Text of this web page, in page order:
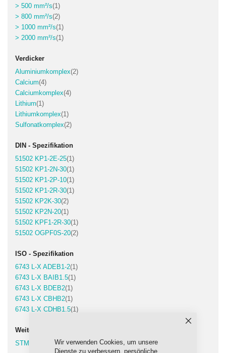
Wir verwenden Cookies, um unsere
Dienste zu verbessern, persönliche
> 500 mm²/s 1Artikel
> 800 mm²/s 2Artikel
> 1000 mm²/s 1Artikel
> 2000 mm²/s 1Artikel
Verdicker
Aluminiumkomplex 2Artikel
Calcium 4Artikel
Calciumkomplex 4Artikel
Lithium 1Artikel
Lithiumkomplex 1Artikel
Sulfonatkomplex 2Artikel
DIN - Spezifikation
51502 KP1-2E-25 1Artikel
51502 KP1-2N-30 1Artikel
51502 KP1-2P-10 1Artikel
51502 KP1-2R-30 1Artikel
51502 KP2K-30 2Artikel
51502 KP2N-20 1Artikel
51502 KPF1-2R-30 1Artikel
51502 OGPF0S-20 2Artikel
ISO - Spezifikation
6743 L-X ADEB1-2 1Artikel
6743 L-X BAIB1.5 1Artikel
6743 L-X BDEB2 1Artikel
6743 L-X CBHB2 1Artikel
6743 L-X CDHB1.5 1Artikel
Weitere Spezifikationen
STM 7420/B
1Artikel